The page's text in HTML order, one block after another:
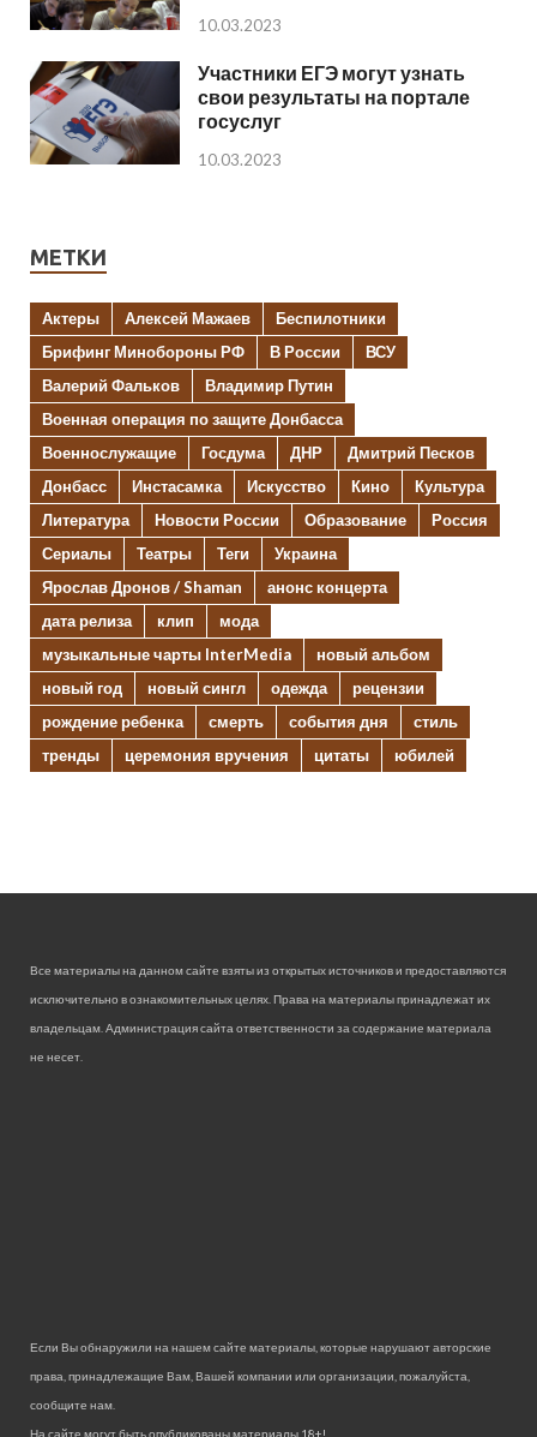
10.03.2023
Участники ЕГЭ могут узнать
свои результаты на портале
госуслуг
10.03.2023
МЕТКИ
Актеры Алексей Мажаев
Беспилотники
Брифинг Минобороны РФ
В России
ВСУ
Валерий Фальков
Владимир Путин
Военная операция по защите Донбасса
Военнослужащие
Госдума ДНР
Дмитрий Песков
Донбасс
Инстасамка Искусство Кино
Культура
Литература
Новости России Образование
Россия
Сериалы
Театры Теги
Украина
Ярослав Дронов / Shaman
анонс концерта
дата релиза
клип
мода
музыкальные чарты InterMedia
новый альбом
новый год
новый сингл одежда
рецензии
рождение ребенка
смерть события дня
стиль
тренды
церемония вручения цитаты юбилей
Все материалы на данном сайте взяты из открытых источников и предоставляются
исключительно в ознакомительных целях. Права на материалы принадлежат их
владельцам. Администрация сайта ответственности за содержание материала
не несет.
Если Вы обнаружили на нашем сайте материалы, которые нарушают авторские
права, принадлежащие Вам, Вашей компании или организации, пожалуйста,
сообщите нам.
На сайте могут быть опубликованы материалы 18+!